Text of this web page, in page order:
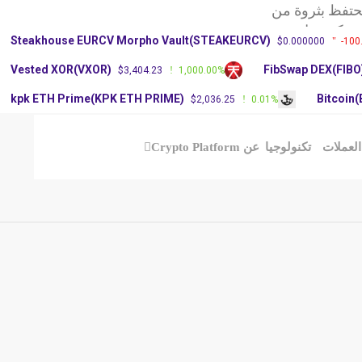
بثروة من
ريبل تحديث
الأغلبية في
تكنولوجيا عن Crypto Platform
Steakhouse EURCV Morpho Vault(STEAKEURCV) $0.000000 -
Vested XOR(VXOR) $3,404.23 1,000.00% FibSwap
kpk ETH Prime(KPK ETH PRIME) $2,036.25 0.01%